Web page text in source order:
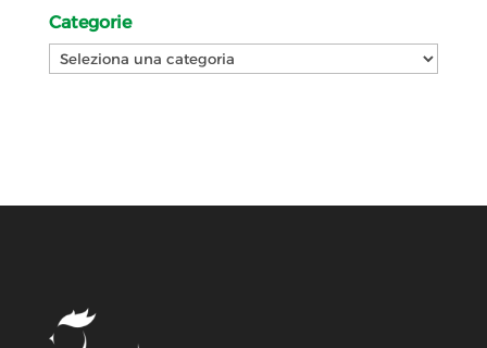
Categorie
Categorie